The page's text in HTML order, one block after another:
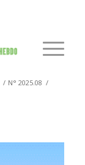
/ N° 2025.08 /